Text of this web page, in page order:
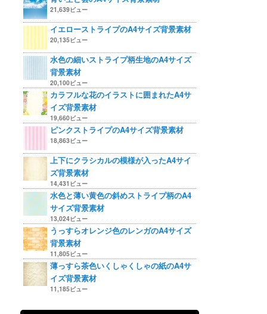
21,639ビュー
イエローストライプのA4サイズ背景素材
20,135ビュー
水色の細いストライプ柄生地のA4サイズ
背景素材
20,100ビュー
カラフルな花のイラストに囲まれたA4サ
イズ背景素材
19,660ビュー
ピンクストライプのA4サイズ背景素材
18,863ビュー
上下にクラシカルの模様が入ったA4サイ
ズ背景素材
14,431ビュー
水色と薄い黄色の斜めストライプ柄のA4
サイズ背景素材
13,024ビュー
うっすらオレンジ色のレンガのA4サイズ
背景素材
11,805ビュー
薄っすら茶色いくしゃくしゃの紙のA4サ
イズ背景素材
11,185ビュー